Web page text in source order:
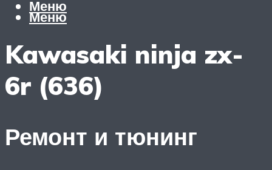
Меню
Меню
Kawasaki ninja zx-
6r (636)
Ремонт и тюнинг